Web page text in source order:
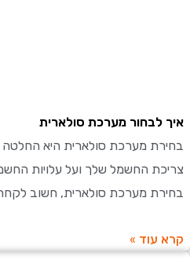
מערכת סולארית
מערכת סולארית היא החלטה
החשמל שלך ועל עלויות החשמל
מערכת סולארית, חשוב לקחת
»